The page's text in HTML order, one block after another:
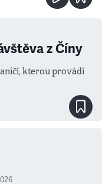
z Číny
kterou provádí